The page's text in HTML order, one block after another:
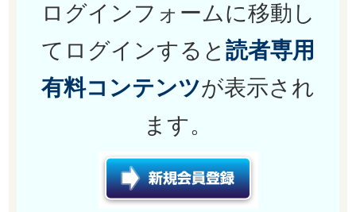
ログインフォームに移動し
てログインすると 読者専用
有料コンテンツが表示され
ます。